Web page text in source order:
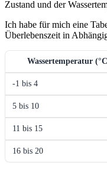
Zustand ‌und der
Ich habe für mich eine
Überlebenszeit in
Wassertemperatur
-1 bis 4
5 bis 10
11 bis ⁢15
16 bis 20